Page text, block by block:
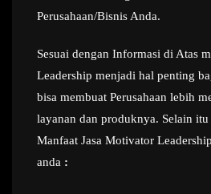
Perusahaan/Bisnis Anda.
Sesuai dengan Informasi di Atas
Leadership menjadi hal penting
bisa membuat Perusahaan lebih
layanan dan produknya. Selain
Manfaat Jasa Motivator
anda :